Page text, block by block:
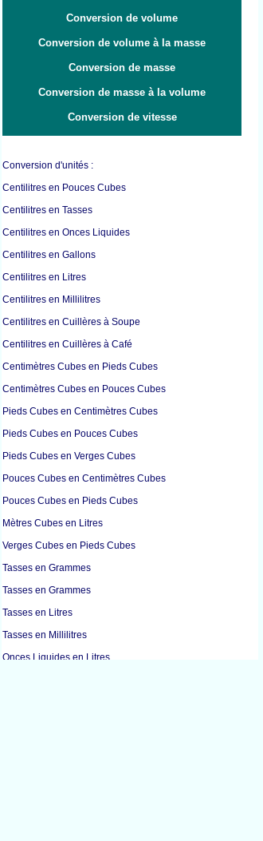
Conversion de volume
Conversion de volume à la masse
Conversion de masse
Conversion de masse à la volume
Conversion de vitesse
Conversion d'unités :
Centilitres en Pouces Cubes
Centilitres en Tasses
Centilitres en Onces Liquides
Centilitres en Gallons
Centilitres en Litres
Centilitres en Millilitres
Centilitres en Cuillères à Soupe
Centilitres en Cuillères à Café
Centimètres Cubes en Pieds Cubes
Centimètres Cubes en Pouces Cubes
Pieds Cubes en Centimètres Cubes
Pieds Cubes en Pouces Cubes
Pieds Cubes en Verges Cubes
Pouces Cubes en Centimètres Cubes
Pouces Cubes en Pieds Cubes
Mètres Cubes en Litres
Verges Cubes en Pieds Cubes
Tasses en Grammes
Tasses en Grammes
Tasses en Litres
Tasses en Millilitres
Onces Liquides en Litres